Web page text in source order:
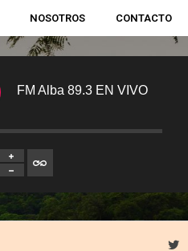
NOSOTROS CONTACTO
FM Alba 89.3 EN VIVO